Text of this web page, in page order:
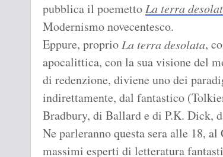
pubblica il poemettoLa terra
Modernismo novecentesco.
Eppure, proprioLa terra desolata,
apocalittica, con la sua visione del
di redenzione, diviene uno dei
indirettamente, dal fantastico
Bradbury, di Ballard e di P.K. Dick,
Ne parleranno questa sera alle 18,
massimi esperti di letteratura